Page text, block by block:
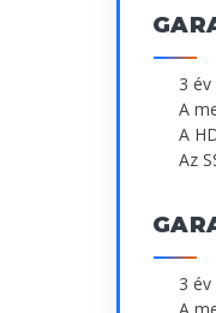
3
A
A
Az
3